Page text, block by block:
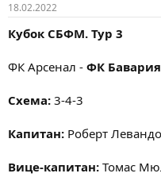
18.02.2022
Кубок СБФМ. Тур 3
ФК Арсенал - ФК Бавария
Схема: 3-4-3
Капитан: Роберт
Вице-капитан: Томас